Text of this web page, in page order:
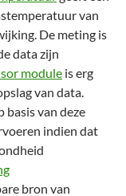
van
De meting is
data zijn
module is erg
van data.
basis van deze
indien dat
bron van